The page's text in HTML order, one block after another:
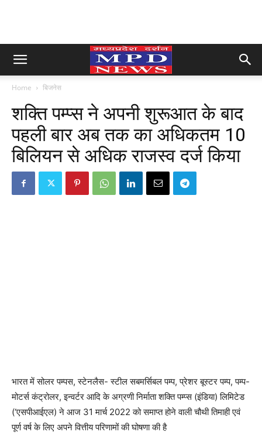
Home बिजनेस
शक्ति पम्प्स ने अपनी शुरूआत के बाद
पहली बार अब तक का अधिकतम 10
बिलियन से अधिक राजस्व दर्ज किया
भारत में सोलर पम्पस, स्टेनलैस- स्टील सबमर्सिबल पम्प, प्रेशर बूस्टर पम्प, पम्प-
मोटर्स कंट्रोलर, इन्वर्टर आदि के अग्रणी निर्माता शक्ति पम्प्स (इंडिया) लिमिटेड
(‘एसपीआईएल) ने आज 31 मार्च 2022 को समाप्त होने वाली चौथी तिमाही एवं
पूर्ण वर्ष के लिए अपने वित्तीय परिणामों की घोषणा की है